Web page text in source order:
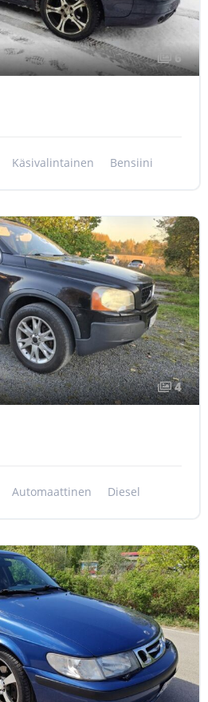
6
Käsivalintainen Bensiini
4
Automaattinen Diesel